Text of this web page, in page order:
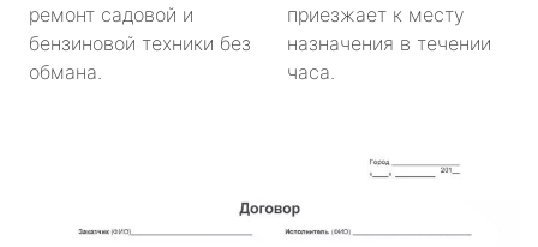
ремонт садовой и
бензиновой техники без
обмана.
приезжает к месту
назначения в течении
часа.